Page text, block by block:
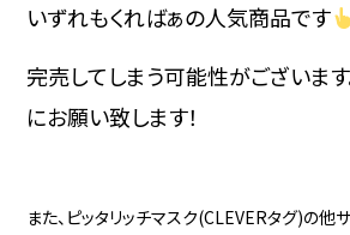
いずれもくればぁの人気商品です
完売してしまう可能性がございま
にお願い致します！
また、ピッタリッチマスク(CLEVERタグ)の